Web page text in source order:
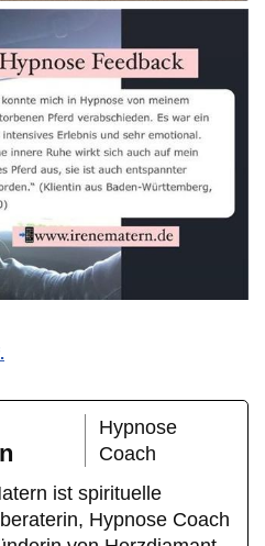
Hypnose
Coach
ist spirituelle
Hypnose Coach